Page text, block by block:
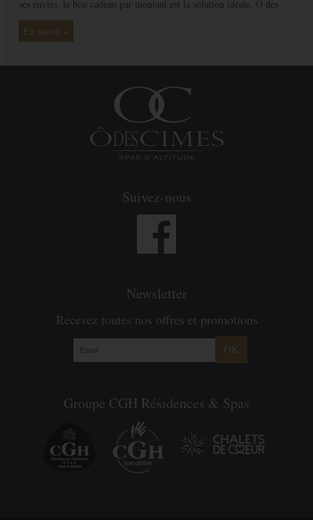
ses envies, le bon cadeau par montant est la solution idéale. Ô des
proche et ainsi rendre ce moment exceptionnel.
En savoir +
Suivez-nous
Newsletter
Recevez toutes nos offres et promotions
OK
Groupe CGH Résidences & Spas